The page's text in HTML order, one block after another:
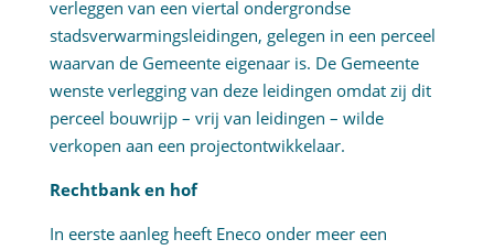
verleggen van een viertal ondergrondse
stadsverwarmingsleidingen, gelegen in een perceel
waarvan de Gemeente eigenaar is. De Gemeente
wenste verlegging van deze leidingen omdat zij dit
perceel bouwrijp – vrij van leidingen – wilde
verkopen aan een projectontwikkelaar.
Rechtbank en hof
In eerste aanleg heeft Eneco onder meer een